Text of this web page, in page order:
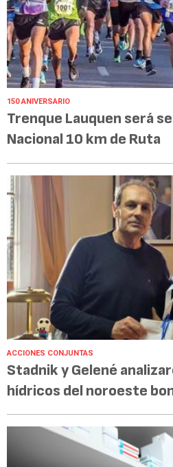
150 ANIVERSARIO
Trenque Lauquen será
Nacional 10 km de Ruta
ACCIONES CONJUNTAS
Stadnik y Gelené
hídricos del noroeste